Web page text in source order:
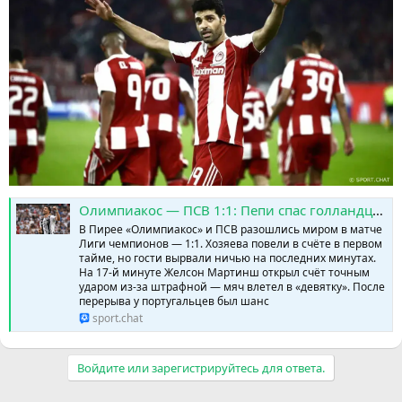
Олимпиакос — ПСВ 1:1: Пепи спас голландцев в компенсированное время » SPORTCHAT - Новости спорта | Футбол | Онлайн трансляции | Чат | Результаты матчей | Спорт | Прогнозы на спорт
В Пирее «Олимпиакос» и ПСВ разошлись миром в матче
Лиги чемпионов — 1:1. Хозяева повели в счёте в первом
тайме, но гости вырвали ничью на последних минутах.
На 17-й минуте Желсон Мартинш открыл счёт точным
ударом из-за штрафной — мяч влетел в «девятку». После
перерыва у португальцев был шанс
sport.chat
Войдите или зарегистрируйтесь для ответа.